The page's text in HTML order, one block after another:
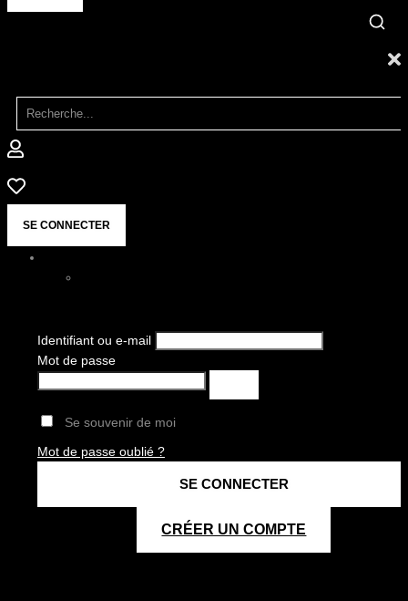
SE CONNECTER
Identifiant ou e-mail
Mot de passe
Se souvenir de moi
Mot de passe oublié ?
CRÉER UN COMPTE